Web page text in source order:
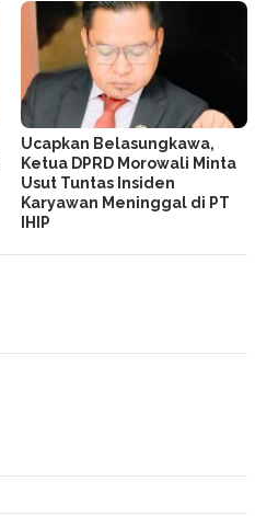
Ucapkan Belasungkawa,
Ketua DPRD Morowali Minta
Usut Tuntas Insiden
Karyawan Meninggal di PT
IHIP